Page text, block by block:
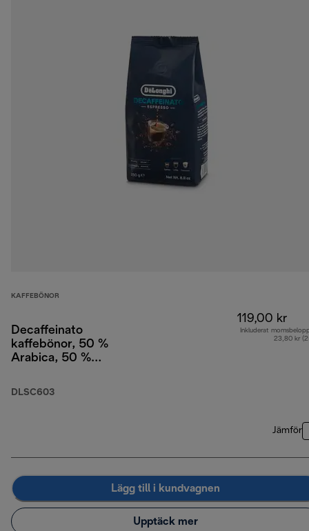
KAFFEBÖNOR
Decaffeinato
kaffebönor, 50 %
Arabica, 50 %
DLSC603
119,00 kr
Inkluderat
23,80 kr
Jämför
Lägg till i kundvagnen
Upptäck mer